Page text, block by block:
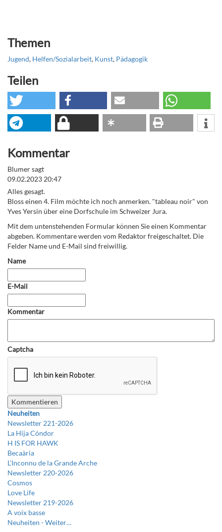
Themen
Jugend, Helfen/Sozialarbeit, Kunst, Pädagogik
Teilen
Kommentar
Blumer sagt
09.02.2023 20:47
Alles gesagt.
Bloss einen 4. Film möchte ich noch anmerken. "tableau noir" von
Yves Yersin über eine Dorfschule im Schweizer Jura.
Mit dem untenstehenden Formular können Sie einen Kommentar
abgeben. Kommentare werden vom Redaktor freigeschaltet. Die
Felder Name und E-Mail sind freiwillig.
Name
E-Mail
Kommentar
Captcha
Neuheiten
Newsletter 221-2026
La Hija Cóndor
H IS FOR HAWK
Becaària
L’Inconnu de la Grande Arche
Newsletter 220-2026
Cosmos
Love Life
Newsletter 219-2026
A voix basse
Neuheiten -Weiter…